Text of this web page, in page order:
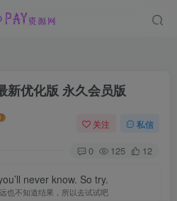
新优化版 永久会员版
关注 私信
0 125 12
never know. So try.
也不知道结果，所以去试试吧